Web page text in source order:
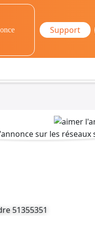
Support